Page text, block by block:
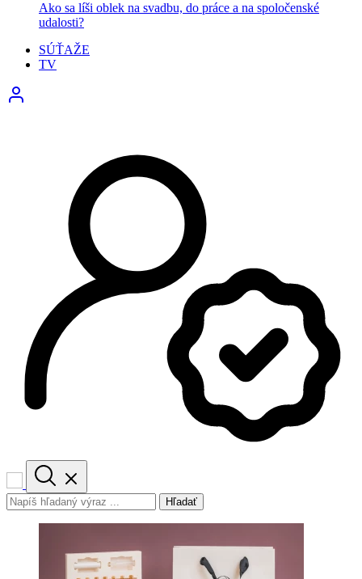
Ako sa líši oblek na svadbu, do práce a na spoločenské
udalosti?
SÚŤAŽE
TV
Hľadať